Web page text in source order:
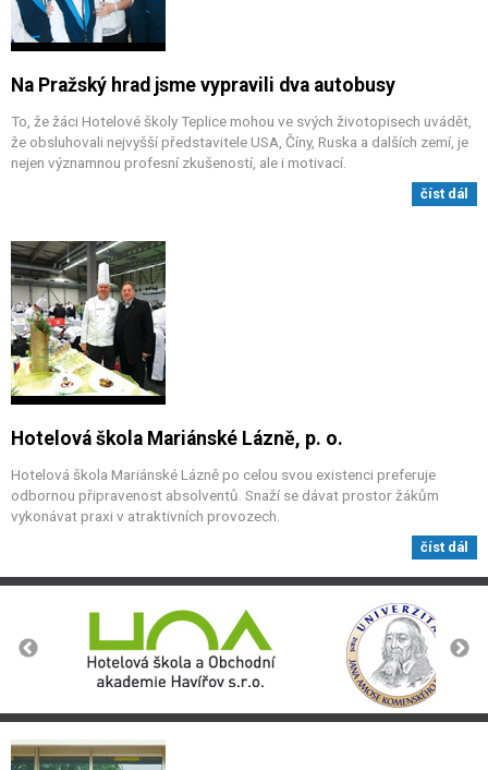
Na Pražský hrad jsme vypravili dva autobusy
To, že žáci Hotelové školy Teplice mohou ve svých životopisech uvádět,
že obsluhovali nejvyšší představitele USA, Číny, Ruska a dalších zemí, je
nejen významnou profesní zkušeností, ale i motivací.
číst dál
Hotelová škola Mariánské Lázně, p. o.
Hotelová škola Mariánské Lázně po celou svou existenci preferuje
odbornou připravenost absolventů. Snaží se dávat prostor žákům
vykonávat praxi v atraktivních provozech.
číst dál